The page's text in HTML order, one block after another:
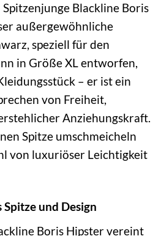
Blackline Boris
außergewöhnliche
speziell für den
in Größe XL entworfen,
– er ist ein
von Freiheit,
Anziehungskraft.
Spitze umschmeicheln
von luxuriöser Leichtigkeit
und Design
Boris Hipster vereint